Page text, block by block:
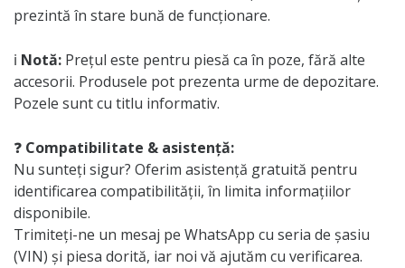
prezintă în stare bună de funcționare.
ℹ️ Notă: Prețul este pentru piesă ca în poze, fără alte
accesorii. Produsele pot prezenta urme de depozitare.
Pozele sunt cu titlu informativ.
❓ Compatibilitate & asistență:
Nu sunteți sigur? Oferim asistență gratuită pentru
identificarea compatibilității, în limita informațiilor
disponibile.
Trimiteți-ne un mesaj pe WhatsApp cu seria de șasiu
(VIN) și piesa dorită, iar noi vă ajutăm cu verificarea.